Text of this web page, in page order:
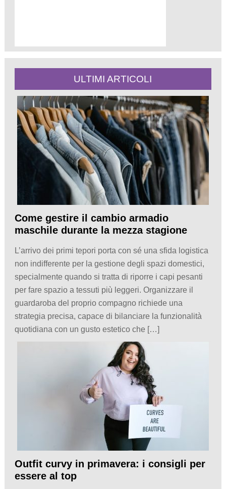
ULTIMI ARTICOLI
Come gestire il cambio armadio
maschile durante la mezza stagione
L’arrivo dei primi tepori porta con sé una sfida logistica
non indifferente per la gestione degli spazi domestici,
specialmente quando si tratta di riporre i capi pesanti
per fare spazio a tessuti più leggeri. Organizzare il
guardaroba del proprio compagno richiede una
strategia precisa, capace di bilanciare la funzionalità
quotidiana con un gusto estetico che […]
Outfit curvy in primavera: i consigli per
essere al top